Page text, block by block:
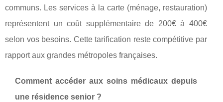
communs. Les services à la carte (ménage, restauration)
représentent un coût supplémentaire de 200€ à 400€
selon vos besoins. Cette tarification reste compétitive par
rapport aux grandes métropoles françaises.
Comment accéder aux soins médicaux depuis
une résidence senior ?